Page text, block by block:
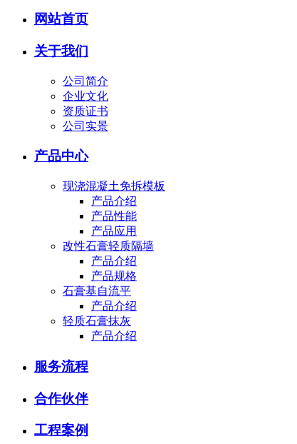
网站首页
关于我们
公司简介
企业文化
资质证书
公司实景
产品中心
现浇混凝土免拆模板
产品介绍
产品性能
产品应用
改性石膏轻质隔墙
产品介绍
产品规格
石膏基自流平
产品介绍
轻质石膏抹灰
产品介绍
服务流程
合作伙伴
工程案例